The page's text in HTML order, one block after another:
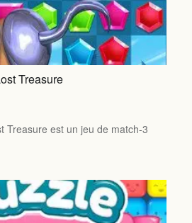
Treasure
Treasure est un jeu de match-3